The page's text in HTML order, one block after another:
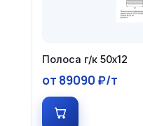
Полоса г/к 50х12
от 89090 ₽/т